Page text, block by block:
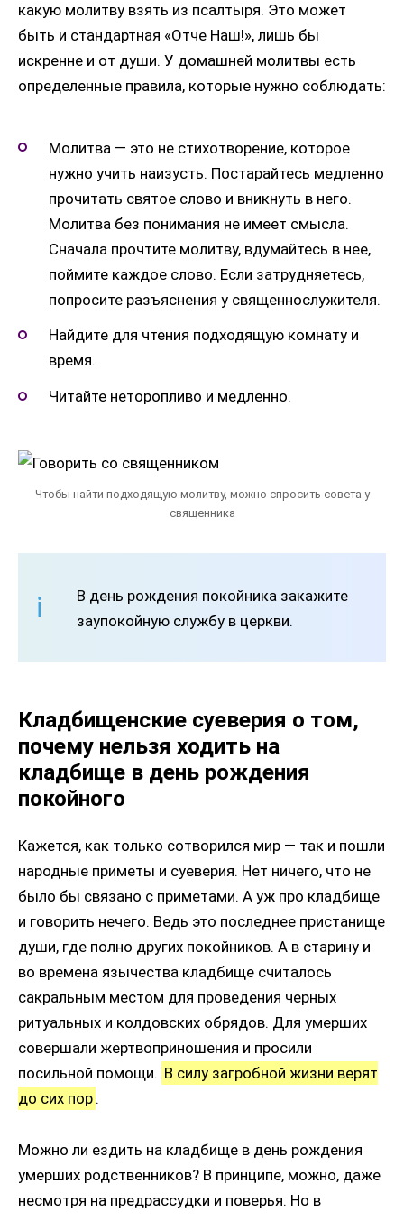
какую молитву взять из псалтыря. Это может
быть и стандартная «Отче Наш!», лишь бы
искренне и от души. У домашней молитвы есть
определенные правила, которые нужно соблюдать:
Молитва — это не стихотворение, которое
нужно учить наизусть. Постарайтесь медленно
прочитать святое слово и вникнуть в него.
Молитва без понимания не имеет смысла.
Сначала прочтите молитву, вдумайтесь в нее,
поймите каждое слово. Если затрудняетесь,
попросите разъяснения у священнослужителя.
Найдите для чтения подходящую комнату и
время.
Читайте неторопливо и медленно.
Чтобы найти подходящую молитву, можно спросить совета у
священника
В день рождения покойника закажите
заупокойную службу в церкви.
Кладбищенские суеверия о том,
почему нельзя ходить на
кладбище в день рождения
покойного
Кажется, как только сотворился мир — так и пошли
народные приметы и суеверия. Нет ничего, что не
было бы связано с приметами. А уж про кладбище
и говорить нечего. Ведь это последнее пристанище
души, где полно других покойников. А в старину и
во времена язычества кладбище считалось
сакральным местом для проведения черных
ритуальных и колдовских обрядов. Для умерших
совершали жертвоприношения и просили
посильной помощи. В силу загробной жизни верят
до сих пор .
Можно ли ездить на кладбище в день рождения
умерших родственников? В принципе, можно, даже
несмотря на предрассудки и поверья. Но в